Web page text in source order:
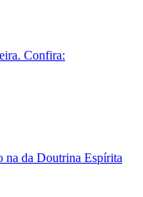
Confira:
na da Doutrina Espírita